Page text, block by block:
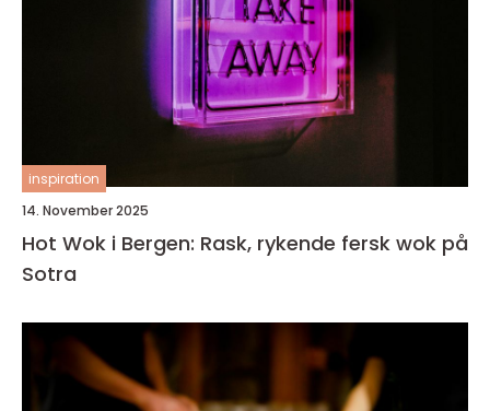
inspiration
14. November 2025
Hot Wok i Bergen: Rask, rykende fersk wok på
Sotra